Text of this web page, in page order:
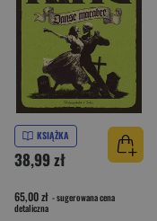
KSIĄŻKA
38,99 zł
65,00 zł - sugerowana cena
detaliczna